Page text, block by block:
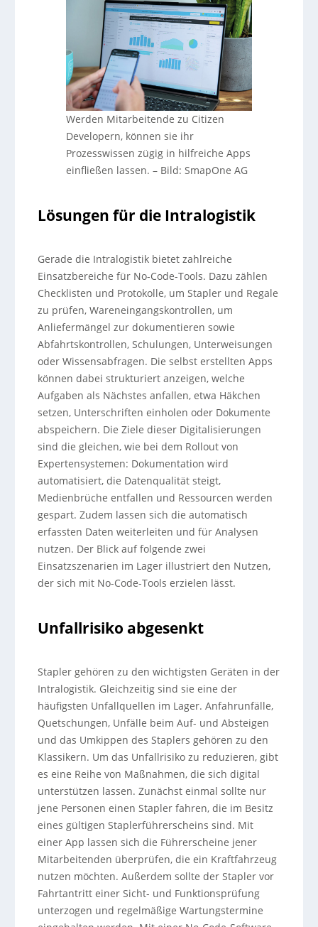
Werden Mitarbeitende zu Citizen
Developern, können sie ihr
Prozesswissen zügig in hilfreiche Apps
einfließen lassen.– Bild: SmapOne AG
Lösungen für die Intralogistik
Gerade die Intralogistik bietet zahlreiche
Einsatzbereiche für No-Code-Tools. Dazu zählen
Checklisten und Protokolle, um Stapler und Regale
zu prüfen, Wareneingangskontrollen, um
Anliefermängel zur dokumentieren sowie
Abfahrtskontrollen, Schulungen, Unterweisungen
oder Wissensabfragen. Die selbst erstellten Apps
können dabei strukturiert anzeigen, welche
Aufgaben als Nächstes anfallen, etwa Häkchen
setzen, Unterschriften einholen oder Dokumente
abspeichern. Die Ziele dieser Digitalisierungen
sind die gleichen, wie bei dem Rollout von
Expertensystemen: Dokumentation wird
automatisiert, die Datenqualität steigt,
Medienbrüche entfallen und Ressourcen werden
gespart. Zudem lassen sich die automatisch
erfassten Daten weiterleiten und für Analysen
nutzen. Der Blick auf folgende zwei
Einsatzszenarien im Lager illustriert den Nutzen,
der sich mit No-Code-Tools erzielen lässt.
Unfallrisiko abgesenkt
Stapler gehören zu den wichtigsten Geräten in der
Intralogistik. Gleichzeitig sind sie eine der
häufigsten Unfallquellen im Lager. Anfahrunfälle,
Quetschungen, Unfälle beim Auf- und Absteigen
und das Umkippen des Staplers gehören zu den
Klassikern. Um das Unfallrisiko zu reduzieren, gibt
es eine Reihe von Maßnahmen, die sich digital
unterstützen lassen. Zunächst einmal sollte nur
jene Personen einen Stapler fahren, die im Besitz
eines gültigen Staplerführerscheins sind. Mit
einer App lassen sich die Führerscheine jener
Mitarbeitenden überprüfen, die ein Kraftfahrzeug
nutzen möchten. Außerdem sollte der Stapler vor
Fahrtantritt einer Sicht- und Funktionsprüfung
unterzogen und regelmäßige Wartungstermine